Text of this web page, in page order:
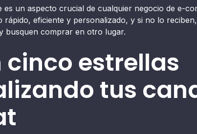
es un aspecto crucial de cualquier negocio de e-
rápido, eficiente y personalizado, y si no lo
busquen comprar en otro lugar.
cinco estrellas
tus